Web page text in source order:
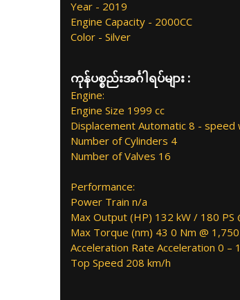
Year - 2019
Engine Capacity - 2000CC
Color - Silver
ကုန်ပစ္စည်းအင်္ဂါရပ်များ :
Engine:
Engine Size 1999 cc
Displacement Automatic 8 - speed
Number of Cylinders 4
Number of Valves 16
Performance:
Power Train n/a
Max Output (HP) 132 kW / 180 PS
Max Torque (nm) 43 0 Nm @
Acceleration Rate Acceleration 0 –
Top Speed 208 km/h